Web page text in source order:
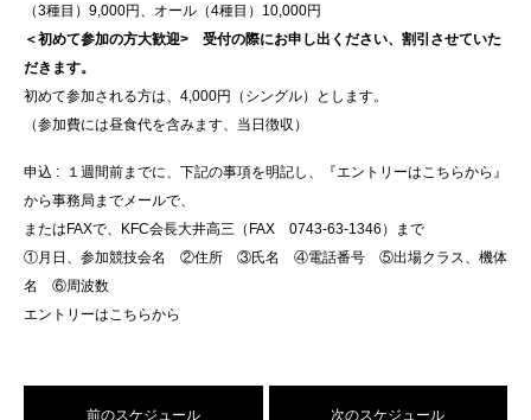
（3種目）9,000円、オール（4種目）10,000円
＜初めて参加の方大歓迎> 受付の際にお申し出ください、割引させていた
だきます。
初めて参加される方は、4,000円（シングル）とします。
（参加費には昼食代を含みます、当日徴収）
申込 : １週間前までに、下記の事項を明記し、『エントリーはこちらから』
から事務局までメールで、
またはFAXで、KFC会長大井高三（FAX 0743‐63‐1346）まで
①月日、参加競技会名 ②住所 ③氏名 ④電話番号 ⑤出場クラス、機体
名 ⑥周波数
エントリーはこちらから
前のスケジュール 次のスケジュール